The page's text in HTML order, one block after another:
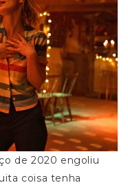
de 2020 engoliu
coisa tenha